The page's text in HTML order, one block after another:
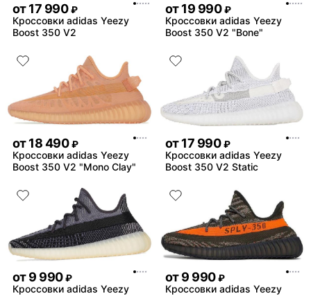
от17 990 ₽
Кроссовки adidas Yeezy
Boost 350 V2
от19 990 ₽
Кроссовки adidas Yeezy
Boost 350 V2 "Bone"
от18 490 ₽
Кроссовки adidas Yeezy
Boost 350 V2 "Mono Clay"
от17 990 ₽
Кроссовки adidas Yeezy
Boost 350 V2 Static
от9 990 ₽
Кроссовки adidas Yeezy
от9 990 ₽
Кроссовки adidas Yeezy